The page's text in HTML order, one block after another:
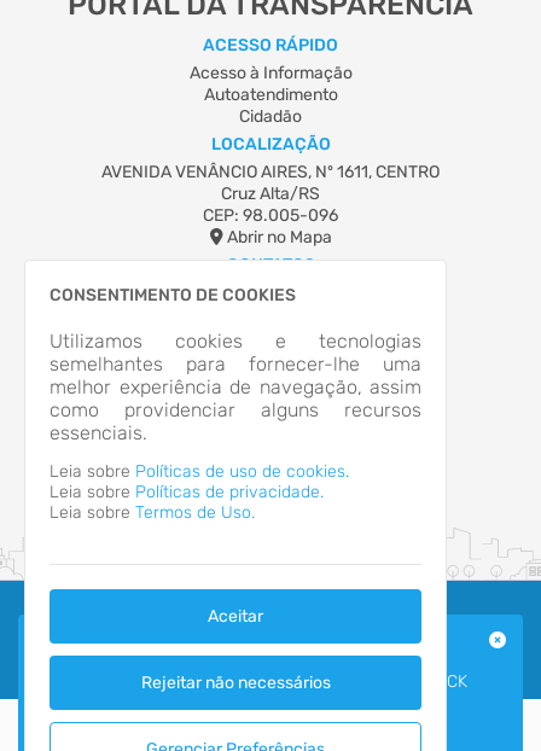
CONSENTIMENTO DE COOKIES
Utilizamos cookies e tecnologias
semelhantes para fornecer-lhe uma
melhor experiência de navegação, assim
como providenciar alguns recursos
essenciais.
Leia sobre Políticas de uso de cookies.
Leia sobre Políticas de privacidade.
Leia sobre Termos de Uso.
Aceitar
Rejeitar não necessários
LICITAÇÕES E CONTRATOS
PARA CONSULTAR OS CONTRATOS E LICITAÇÕES CLICK
AQUIhttps://portal.tce.rs.gov.br/aplicprod/f?
ACESSO RÁPIDO
Acesso à Informação
Autoatendimento
Cidadão
LOCALIZAÇÃO
AVENIDA VENÂNCIO AIRES, Nº 1611, CENTRO
Cruz Alta/RS
CEP: 98.005-096
Abrir no Mapa
CONTATOS
(55)3322-4833
HORÁRIO DE ATENDIMENTO
Segunda-feira a Sexta-feira8h às 14h
2026 - IPM Sistemas Ltda. Todos os Direitos Reservados.
Termos de Uso|Política de Privacidade